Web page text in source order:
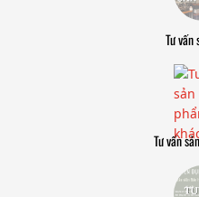
Tư vấn
Tư vấn